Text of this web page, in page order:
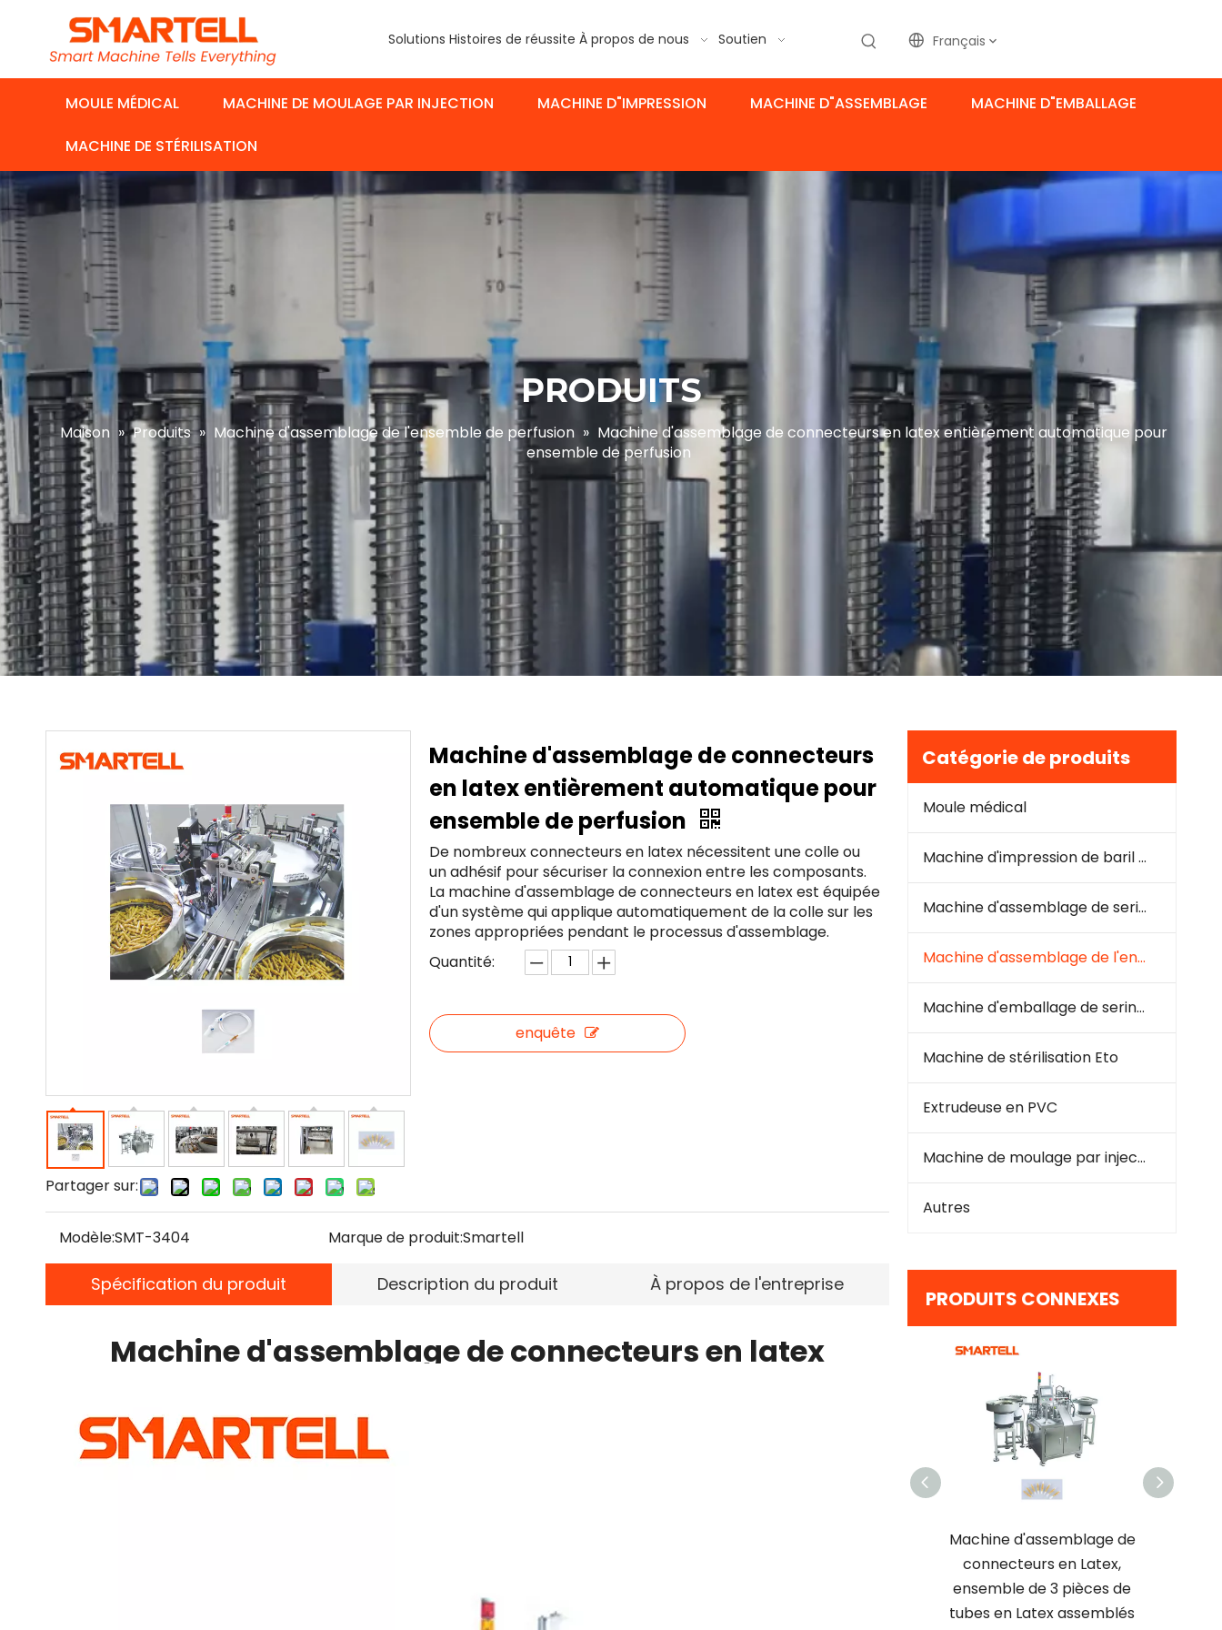
Solutions Histoires de réussite À propos de nous Soutien Français
MOULE MÉDICAL MACHINE DE MOULAGE PAR INJECTION MACHINE D"IMPRESSION MACHINE D"ASSEMBLAGE MACHINE D"EMBALLAGE
MACHINE DE STÉRILISATION
PRODUITS
Maison » Produits » Machine d'assemblage de l'ensemble de perfusion » Machine d'assemblage de connecteurs en latex entièrement automatique pour
ensemble de perfusion
Partager sur:
Machine d'assemblage de connecteurs
en latex entièrement automatique pour
ensemble de perfusion
De nombreux connecteurs en latex nécessitent une colle ou
un adhésif pour sécuriser la connexion entre les composants.
La machine d'assemblage de connecteurs en latex est équipée
d'un système qui applique automatiquement de la colle sur les
zones appropriées pendant le processus d'assemblage.
Quantité:
enquête
Modèle:SMT-3404 Marque de produit:Smartell
Spécification du produit Description du produit À propos de l'entreprise
Machine d'assemblage de connecteurs en latex
Catégorie de produits
Moule médical
Machine d'impression de baril à seringue
Machine d'assemblage de seringue
Machine d'assemblage de l'ensemble de perfusion
Machine d'emballage de seringues et d'infusion
Machine de stérilisation Eto
Extrudeuse en PVC
Machine de moulage par injection en plastique
Autres
PRODUITS CONNEXES
Machine d'assemblage de
ensemble de 3 pièces de
tubes en Latex assemblés
Machine d'extrusion et de
découpe de tubes en PVC
pour produits médicaux